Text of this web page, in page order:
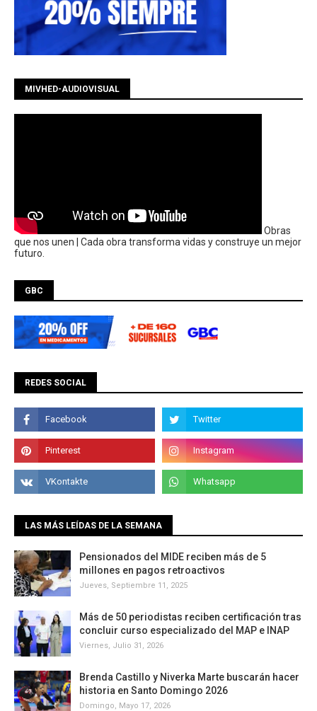
MIVHED-AUDIOVISUAL
Obras
que nos unen | Cada obra transforma vidas y construye un mejor
futuro.
GBC
REDES SOCIAL
LAS MÁS LEÍDAS DE LA SEMANA
Pensionados del MIDE reciben más de 5
millones en pagos retroactivos
Jueves, Septiembre 11, 2025
Más de 50 periodistas reciben certificación tras
concluir curso especializado del MAP e INAP
Viernes, Julio 31, 2026
Brenda Castillo y Niverka Marte buscarán hacer
historia en Santo Domingo 2026
Domingo, Mayo 17, 2026